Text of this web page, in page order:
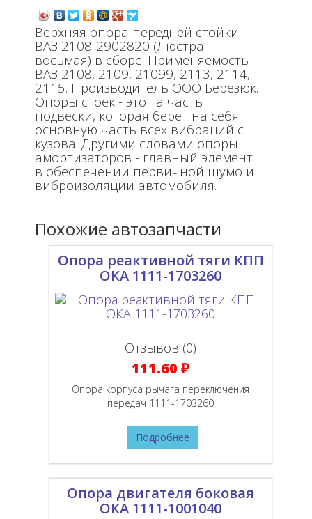
Верхняя опора передней стойки
ВАЗ 2108-2902820 (Люстра
восьмая) в сборе. Применяемость
ВАЗ 2108, 2109, 21099, 2113, 2114,
2115. Производитель ООО Березюк.
Опоры стоек - это та часть
подвески, которая берет на себя
основную часть всех вибраций с
кузова. Другими словами опоры
амортизаторов - главный элемент
в обеспечении первичной шумо и
виброизоляции автомобиля.
Похожие автозапчасти
Опора реактивной тяги КПП
ОКА 1111-1703260
Отзывов (0)
111.60 ₽
Опора корпуса рычага переключения
передач 1111-1703260
Подробнее
Опора двигателя боковая
ОКА 1111-1001040